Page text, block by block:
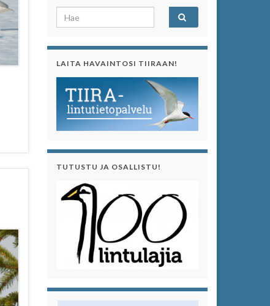
Search for:
LAITA HAVAINTOSI TIIRAAN!
TUTUSTU JA OSALLISTU!